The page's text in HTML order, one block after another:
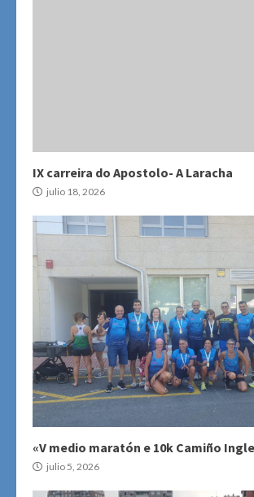
IX carreira do Apostolo- A Laracha
julio 18, 2026
«V medio maratón e 10k Camiño
julio 5, 2026